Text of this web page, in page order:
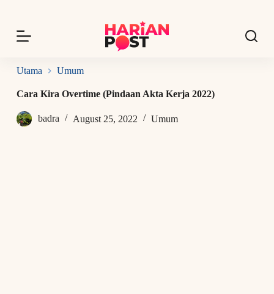
p
oUtama Umum
Cara Kira Overtime (Pindaan Akta Kerja 2022)
badra August 25, 2022 Umum